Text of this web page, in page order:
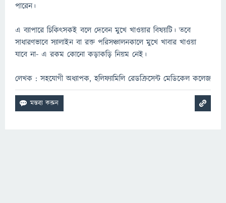
পারেন।
এ ব্যাপারে চিকিৎসকই বলে দেবেন মুখে খাওয়ার বিষয়টি। তবে
সাধারণভাবে স্যালাইন বা রক্ত পরিসঞ্চালনকালে মুখে খাবার খাওয়া
যাবে না- এ রকম কোনো কড়াকড়ি নিয়ম নেই।
লেখক : সহযোগী অধ্যাপক, হলিফ্যামিলি রেডক্রিসেন্ট মেডিকেল কলেজ